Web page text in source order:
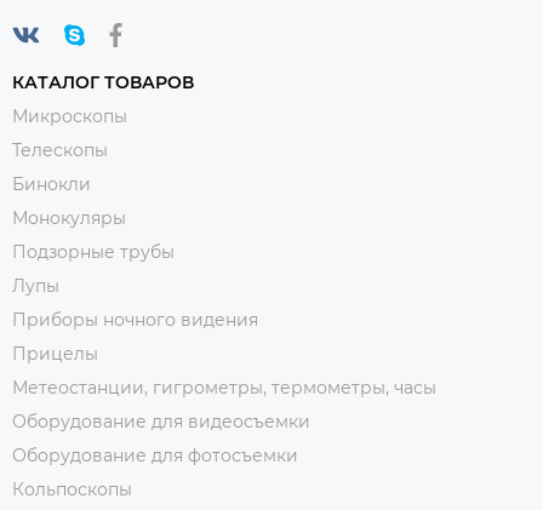
КАТАЛОГ ТОВАРОВ
Микроскопы
Телескопы
Бинокли
Монокуляры
Подзорные трубы
Лупы
Приборы ночного видения
Прицелы
Метеостанции, гигрометры, термометры, часы
Оборудование для видеосъемки
Оборудование для фотосъемки
Кольпоскопы